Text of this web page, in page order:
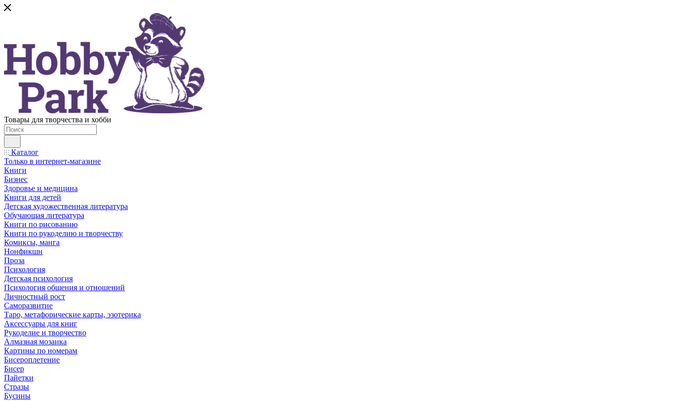
Товары для творчества и хобби
Каталог
Только в интернет-магазине
Книги
Бизнес
Здоровье и медицина
Книги для детей
Детская художественная литература
Обучающая литература
Книги по рисованию
Книги по рукоделию и творчеству
Комиксы, манга
Нонфикшн
Проза
Психология
Детская психология
Психология общения и отношений
Личностный рост
Саморазвитие
Таро, метафорические карты, эзотерика
Аксессуары для книг
Рукоделие и творчество
Алмазная мозаика
Картины по номерам
Бисероплетение
Бисер
Пайетки
Стразы
Бусины